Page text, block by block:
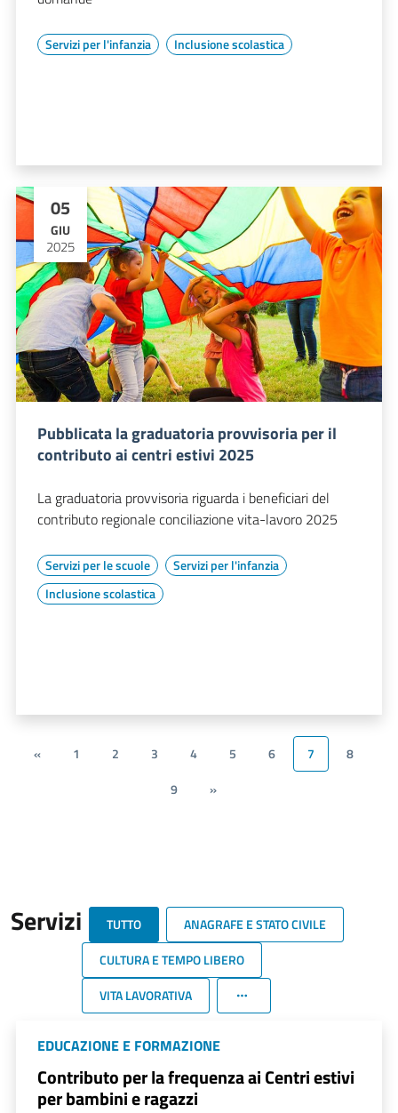
Servizi per l'infanzia Inclusione scolastica
05
GIU
2025
Pubblicata la graduatoria provvisoria per il
contributo ai centri estivi 2025
La graduatoria provvisoria riguarda i beneficiari del
contributo regionale conciliazione vita-lavoro 2025
Servizi per le scuole
Servizi per l'infanzia
Inclusione scolastica
« 1 2 3 4 5 6 7
8
9
»
Servizi TUTTO
ANAGRAFE E STATO CIVILE
CULTURA E TEMPO LIBERO
VITA LAVORATIVA
EDUCAZIONE E FORMAZIONE
Contributo per la frequenza ai Centri estivi
per bambini e ragazzi